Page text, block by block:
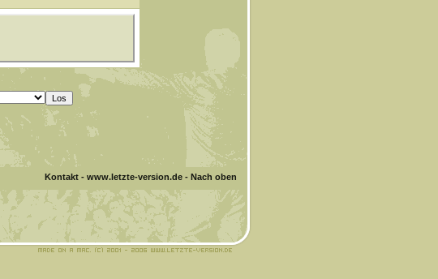
Kontakt- www.letzte-version.de- Nach oben